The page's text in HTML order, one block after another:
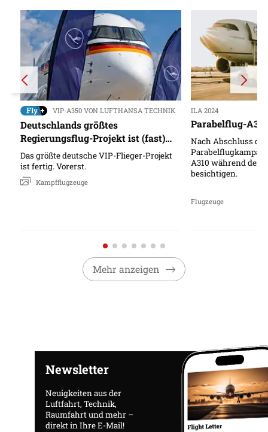
VIP-A350 VON LUFTHANSA TECHNIK
Deutschlands größtes
Regierungsflug-Projekt ist (fast)
fertig
Das größte deutsche VIP-Flieger-Projekt
ist fertig. Vorerst.​
Kampfflugzeuge
ILA 2024
Parabelflug-
Nach Abschluss der
A310 während der
besichtigen.
Flugzeuge
Mehr anzeigen
Newsletter
Neuigkeiten aus der
Luftfahrt, Technik,
Raumfahrt und mehr –
direkt in Ihre E-Mail!